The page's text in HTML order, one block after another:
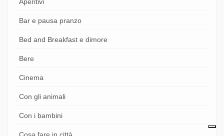
Bar e pausa pranzo
Bed and Breakfast e dimore
Bere
Cinema
Con gli animali
Con i bambini